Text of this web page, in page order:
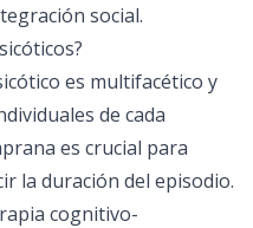
social.
es multifacético y
de cada
es crucial para
la duración del episodio.
cognitivo-